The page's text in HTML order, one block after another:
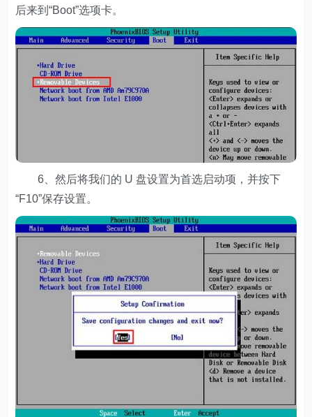
后来到“Boot”选项卡。
6、然后将我们的 U 盘设置为首选启动项，并按下
“F10”保存设置。